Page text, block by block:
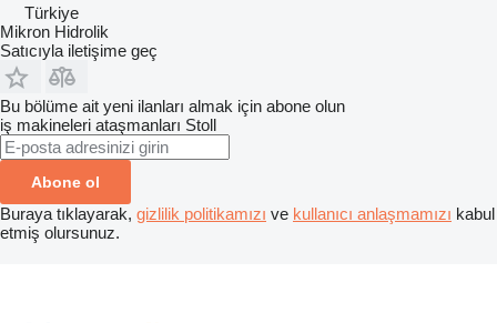
Türkiye
Mikron Hidrolik
Satıcıyla iletişime geç
Bu bölüme ait yeni ilanları almak için abone olun
iş makineleri ataşmanları Stoll
Abone ol
Buraya tıklayarak, gizlilik politikamızı ve kullanıcı anlaşmamızı kabul
etmiş olursunuz.